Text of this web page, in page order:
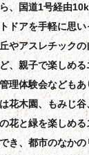
、国道1号経由
ドアを手軽に思
やアスレチック
、親子で楽しめ
理体験会なども
花木園、もみじ
花と緑を楽しめ
き、都市のなか